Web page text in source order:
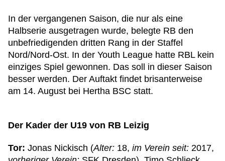
In der vergangenen Saison, die nur als eine
Halbserie ausgetragen wurde, belegte RB den
unbefriedigenden dritten Rang in der Staffel
Nord/Nord-Ost. In der Youth League hatte RBL kein
einziges Spiel gewonnen. Das soll in dieser Saison
besser werden. Der Auftakt findet brisanterweise
am 14. August bei Hertha BSC statt.
Der Kader der U19 von RB Leizig
Tor: Jonas Nickisch (Alter: 18, im Verein seit: 2017,